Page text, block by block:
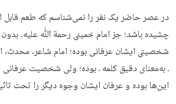
در عصر حاضر یک نفر را نمی‌شناسم که طعم قابل
چشیده باشد؛ جز امام خمینی رحمة ﷲ علیه.
شخصیتی ایشان عرفانی بوده؛ امام شاعر،
ـ به‌معنای دقیق کلمه ـ بوده؛ ولی شخصیت
این‌ها بوده و عرفان ایشان وجوه دیگر را تحت